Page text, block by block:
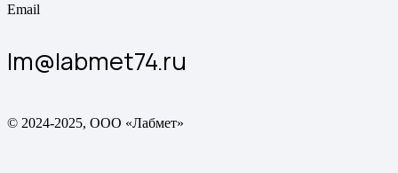
Email
lm@labmet74.ru
© 2024-2025, ООО «Лабмет»